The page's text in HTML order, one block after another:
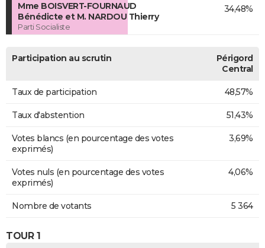
Mme BOISVERT-FOURNAUD
Bénédicte et M. NARDOU Thierry
Parti Socialiste
34,48%
Participation au scrutin
Périgord
Central
Taux de participation 48,57%
Taux d'abstention 51,43%
Votes blancs (en pourcentage des votes
exprimés)
3,69%
Votes nuls (en pourcentage des votes
exprimés)
4,06%
Nombre de votants 5 364
TOUR 1